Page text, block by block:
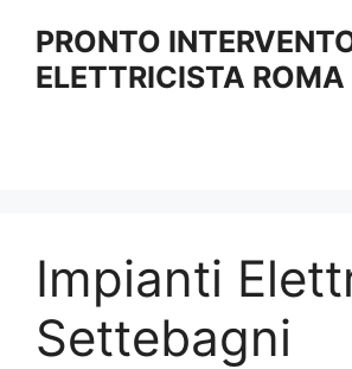
contenuto
PRONTO
ELETTRICISTA ROMA
Impianti
Settebagni